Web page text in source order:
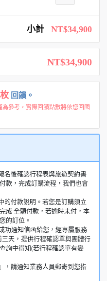
小計 NT$34,900
NT$34,900
回饋。
參考，實際回饋點數將依您回國
名後確認行程表與旅遊契約書
款，完成訂購流程，我們也會
的付款說明。若您是訂購須立
成 全額付款，若逾時未付，本
的訂位。
功通知信函給您，經專屬服務
天，提供行程確認單與團體行
詢中得知(若行程確認單有變
，請通知業務人員郵寄到您指